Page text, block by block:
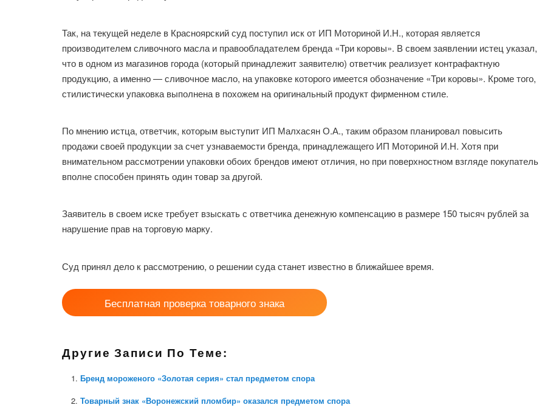
Так, на текущей неделе в Красноярский суд поступил иск от ИП Моториной И.Н., которая является
производителем сливочного масла и правообладателем бренда «Три коровы». В своем заявлении истец указал,
что в одном из магазинов города (который принадлежит заявителю) ответчик реализует контрафактную
продукцию, а именно — сливочное масло, на упаковке которого имеется обозначение «Три коровы». Кроме того,
стилистически упаковка выполнена в похожем на оригинальный продукт фирменном стиле.
По мнению истца, ответчик, которым выступит ИП Малхасян О.А., таким образом планировал повысить
продажи своей продукции за счет узнаваемости бренда, принадлежащего ИП Моториной И.Н. Хотя при
внимательном рассмотрении упаковки обоих брендов имеют отличия, но при поверхностном взгляде покупатель
вполне способен принять один товар за другой.
Заявитель в своем иске требует взыскать с ответчика денежную компенсацию в размере 150 тысяч рублей за
нарушение прав на торговую марку.
Суд принял дело к рассмотрению, о решении суда станет известно в ближайшее время.
Бесплатная проверка товарного знака
Другие Записи По Теме:
Бренд мороженого «Золотая серия» стал предметом спора
Товарный знак «Воронежский пломбир» оказался предметом спора